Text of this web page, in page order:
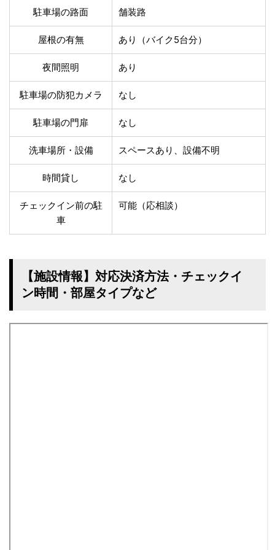
舗装路の駐車場
屋根付き駐車場
門扉付き駐車場
防犯カメラ付き駐車
洗車可能
時間貸し対応
チェックイン前駐車
可能
対応
クレジットカード対
電子マネー対応
QRコード決済対応
ツーリング専用プラ
検索
駐車場の路面 舗装路
屋根の有無 あり（バイク5台分）
夜間照明 あり
駐車場の防犯カメラ なし
駐車場の門扉 なし
洗車場所・設備 スペースあり、設備不明
時間貸し なし
チェックイン前の駐
車
可能（応相談）
【施設情報】対応決済方法・チェックイ
ン時間・部屋タイプなど